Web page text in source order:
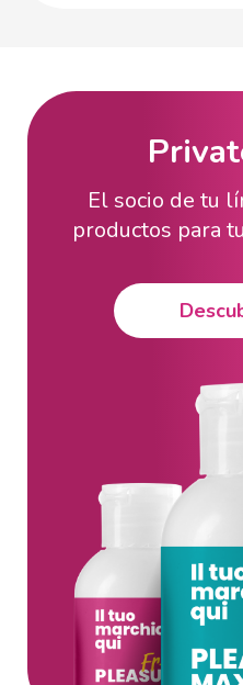
El socio de tu
productos para